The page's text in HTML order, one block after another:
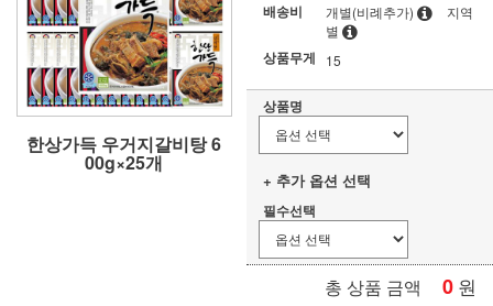
한상가득 우거지갈비탕 6
00g×25개
배송비
개별(비례추가)
지역
별
상품무게 15
상품명
+ 추가 옵션 선택
필수선택
총 상품 금액 0 원